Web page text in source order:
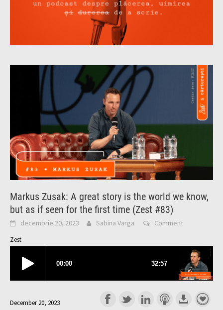
Markus Zusak: A great story is the world we know,
but as if seen for the first time (Zest #83)
decembrie 20, 2023 Sabina Varga Comment
Zest
December 20, 2023